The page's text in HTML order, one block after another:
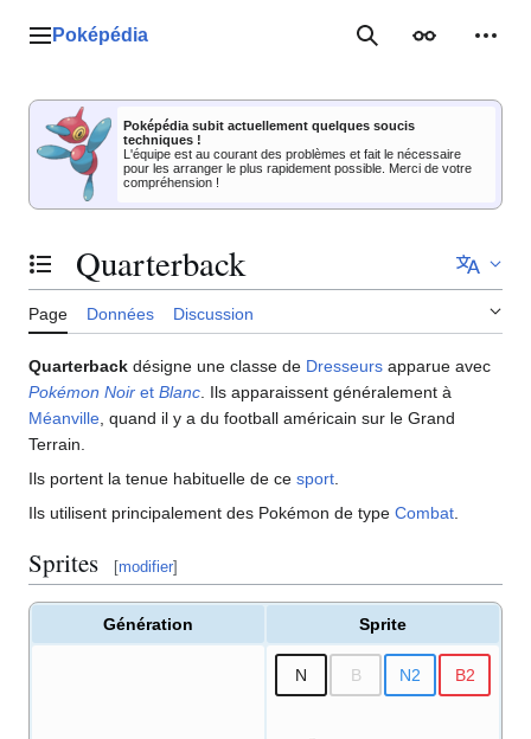
Menu principal
Poképédia RechercherApparence
Poképédia subit actuellement quelques soucis
techniques !
L'équipe est au courant des problèmes et fait le nécessaire
pour les arranger le plus rapidement possible. Merci de votre
compréhension !
Basculer la table des matières
Quarterback
Page Données Discussion
Quarterback désigne une classe de Dresseurs apparue avec
Pokémon Noir et Blanc . Ils apparaissent généralement à
Méanville , quand il y a du football américain sur le Grand
Terrain.
Ils portent la tenue habituelle de ce sport
Ils utilisent principalement des Pokémon de type Combat
Sprites [modifier]
Génération Sprite
N B N2 B2